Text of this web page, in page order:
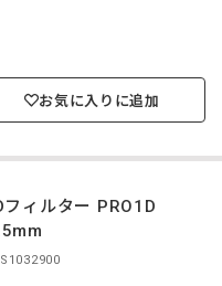
お気に入りに追加
フィルター PRO1D
S1032900